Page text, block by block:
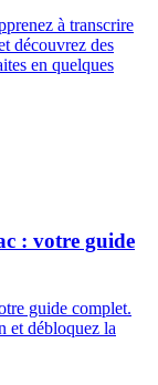
à transcrire
découvrez des
en quelques
: votre guide
guide complet.
et débloquez la